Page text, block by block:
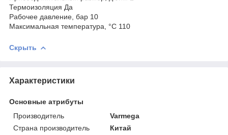
Термоизоляция Да
Рабочее давление, бар 10
Максимальная температура, °С 110
Скрыть
Характеристики
Основные атрибуты
Производитель
Varmega
Страна производитель
Китай